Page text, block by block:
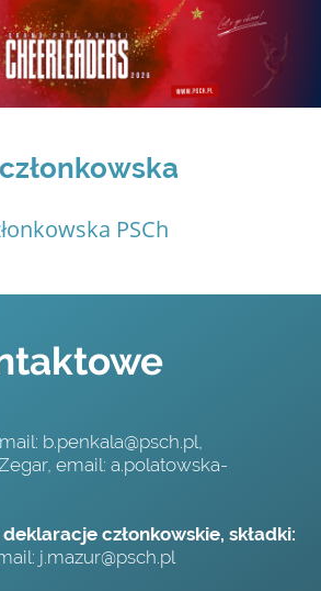
PSCh
b.penkala@psch.pl
email: a.polatowska-
członkowskie, składki:
j.mazur@psch.pl